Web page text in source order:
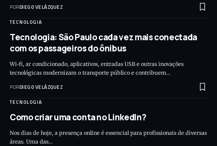
PORDIEGO VELÁZQUEZ
TECNOLOGIA
Tecnologia: São Paulo cada vez mais conectada
com os passageiros do ônibus
Wi-fi, ar condicionado, aplicativos, entradas USB e outras inovações
tecnológicas modernizam o transporte público e contribuem…
PORDIEGO VELÁZQUEZ
TECNOLOGIA
Como criar uma conta no LinkedIn?
Nos dias de hoje, a presença online é essencial para profissionais de diversas
áreas. Uma das…